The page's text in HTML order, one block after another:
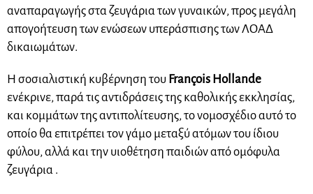
αναπαραγωγής στα ζευγάρια των γυναικών, προς μεγάλη
απογοήτευση των ενώσεων υπεράσπισης των ΛΟΑΔ
δικαιωμάτων.
Η σοσιαλιστική κυβέρνηση του François Hollande
ενέκρινε, παρά τις αντιδράσεις της καθολικής εκκλησίας,
και κομμάτων της αντιπολίτευσης, το νομοσχέδιο αυτό το
οποίο θα επιτρέπει τον γάμο μεταξύ ατόμων του ίδιου
φύλου, αλλά και την υιοθέτηση παιδιών από ομόφυλα
ζευγάρια .